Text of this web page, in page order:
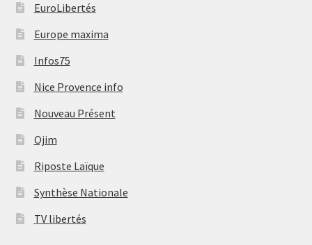
EuroLibertés
Europe maxima
Infos75
Nice Provence info
Nouveau Présent
Ojim
Riposte Laïque
Synthèse Nationale
TV libertés